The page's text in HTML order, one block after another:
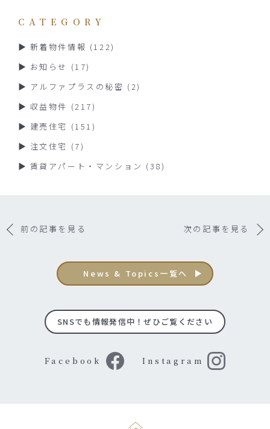
CATEGORY
新着物件情報 (122)
お知らせ (17)
アルファプラスの秘密 (2)
収益物件 (217)
建売住宅 (151)
注文住宅 (7)
賃貸アパート・マンション (38)
前の記事を見る 次の記事を見る
News & Topics一覧へ
SNSでも情報発信中！ぜひご覧ください
Facebook Instagram